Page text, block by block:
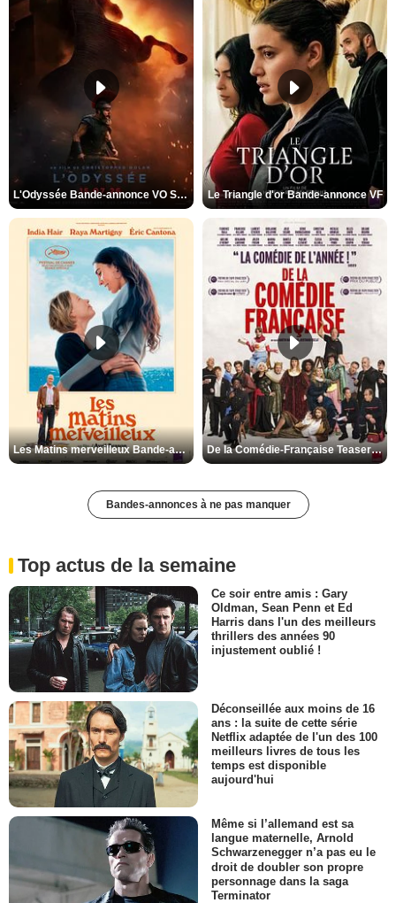
L'Odyssée Bande-annonce VO STFR Le Triangle d'or Bande-annonce VF
Les Matins merveilleux Bande-annonce VF De la Comédie-Française Teaser VF
Bandes-annonces à ne pas manquer
Top actus de la semaine
Ce soir entre amis : Gary
Oldman, Sean Penn et Ed
Harris dans l'un des meilleurs
thrillers des années 90
injustement oublié !
Déconseillée aux moins de 16
ans : la suite de cette série
Netflix adaptée de l'un des 100
meilleurs livres de tous les
temps est disponible
aujourd'hui
Même si l’allemand est sa
langue maternelle, Arnold
Schwarzenegger n’a pas eu le
droit de doubler son propre
personnage dans la saga
Terminator